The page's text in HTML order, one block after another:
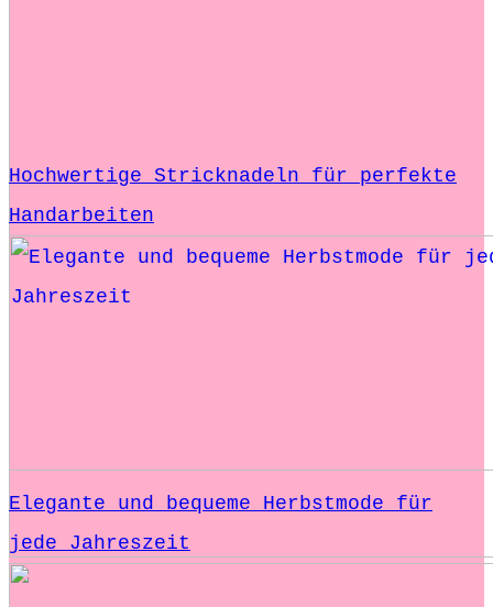
Hochwertige Stricknadeln für perfekte
Handarbeiten
Elegante und bequeme Herbstmode für
jede Jahreszeit